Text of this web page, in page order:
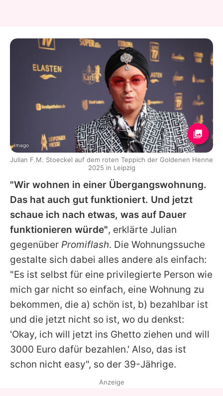
"Wir wohnen in einer Übergangswohnung.
Das hat auch gut funktioniert. Und jetzt
schaue ich nach etwas, was auf Dauer
funktionieren würde", erklärte Julian
gegenüber Promiflash. Die Wohnungssuche
gestalte sich dabei alles andere als einfach:
"Es ist selbst für eine privilegierte Person wie
mich gar nicht so einfach, eine Wohnung zu
bekommen, die a) schön ist, b) bezahlbar ist
und die jetzt nicht so ist, wo du denkst:
'Okay, ich will jetzt ins Ghetto ziehen und will
3000 Euro dafür bezahlen.' Also, das ist
schon nicht easy", so der 39-Jährige.
Imago
Julian F.M. Stoeckel auf dem roten Teppich der Goldenen Henne
2025 in Leipzig
Anzeige